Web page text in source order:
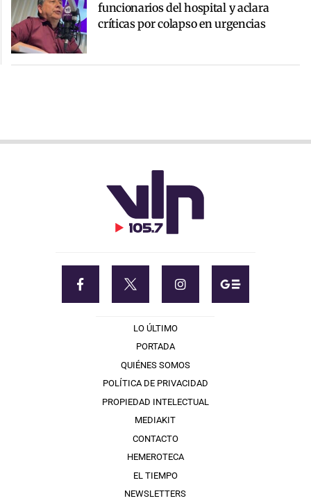
funcionarios del hospital y aclara
críticas por colapso en urgencias
LO ÚLTIMO
PORTADA
QUIÉNES SOMOS
POLÍTICA DE PRIVACIDAD
PROPIEDAD INTELECTUAL
MEDIAKIT
CONTACTO
HEMEROTECA
EL TIEMPO
NEWSLETTERS